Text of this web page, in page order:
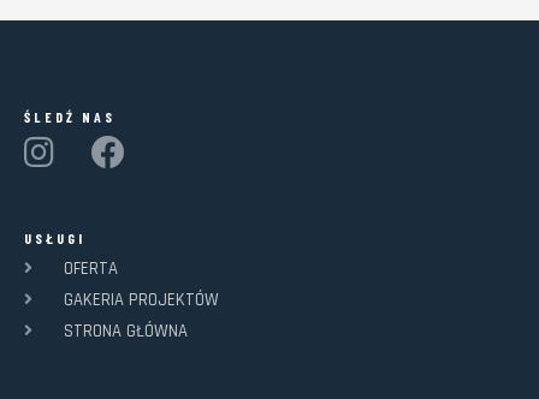
ŚLEDŹ NAS
USŁUGI
OFERTA
GAKERIA PROJEKTÓW
STRONA GŁÓWNA